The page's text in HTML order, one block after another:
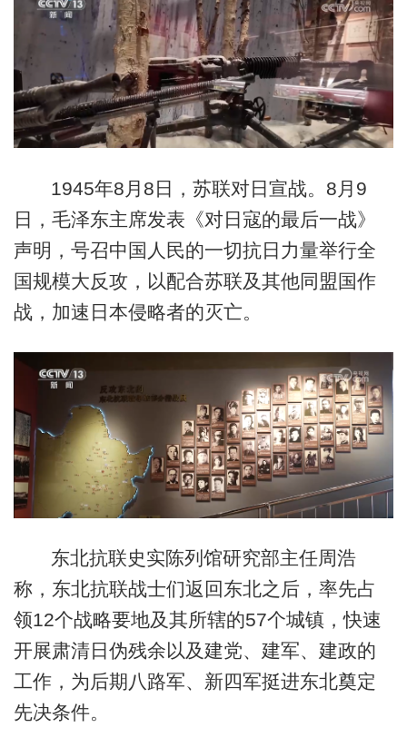
1945年8月8日，苏联对日宣战。8月9
日，毛泽东主席发表《对日寇的最后一战》
声明，号召中国人民的一切抗日力量举行全
国规模大反攻，以配合苏联及其他同盟国作
战，加速日本侵略者的灭亡。
东北抗联史实陈列馆研究部主任周浩
称，东北抗联战士们返回东北之后，率先占
领12个战略要地及其所辖的57个城镇，快速
开展肃清日伪残余以及建党、建军、建政的
工作，为后期八路军、新四军挺进东北奠定
先决条件。